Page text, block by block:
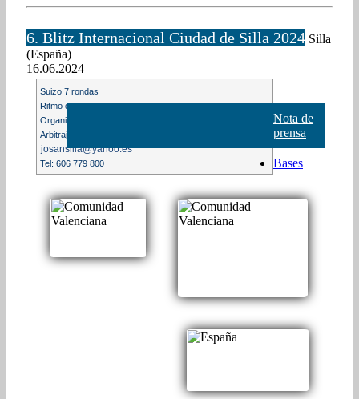
6. Blitz Internacional Ciudad de Silla 2024 Silla
(España)
16.06.2024
Suizo 7 rondas
Ritmo de juego 3m. + 2s.
Organización: Club Ajedrez de Silla
Arbitraje: Jose Antonio Garcia Domingo
josansilla@yahoo.es
Tel: 606 779 800
Nota de
prensa
Bases